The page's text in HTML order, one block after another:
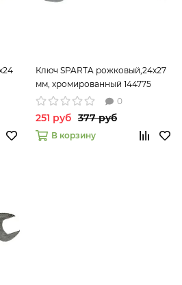
Ключ SPARTA рожковый,24x27
мм, хромированный 144775
0
251 руб 377 руб
В корзину